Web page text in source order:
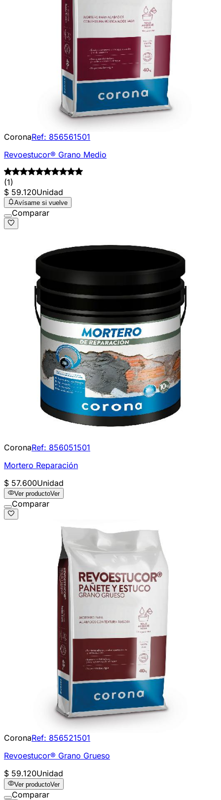
CoronaRef: 856561501
Revoestucor® Grano Medio
(1)
$ 59.120Unidad
Avísame si vuelve
Comparar
CoronaRef: 856051501
Mortero Reparación
$ 57.600Unidad
Ver productoVer
Comparar
CoronaRef: 856521501
Revoestucor® Grano Grueso
$ 59.120Unidad
Ver productoVer
Comparar